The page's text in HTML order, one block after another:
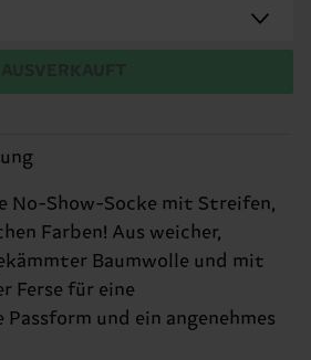
No-Show-Socke mit Streifen,
Farben! Aus weicher,
Baumwolle und mit
Ferse für eine
und ein angenehmes